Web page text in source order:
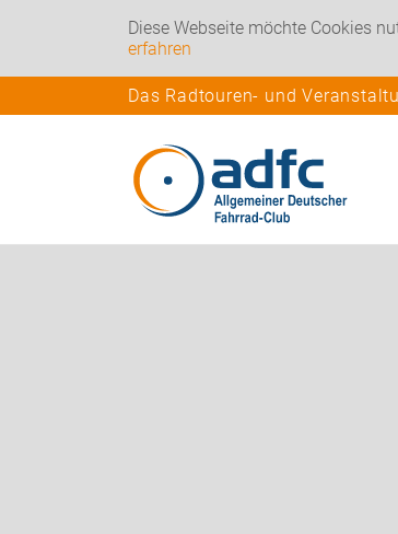
Diese Webseite möchte Cookies
erfahren
Das Radtouren- und